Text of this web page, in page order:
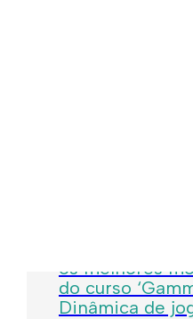
os melhores
do curso
Dinâmica de